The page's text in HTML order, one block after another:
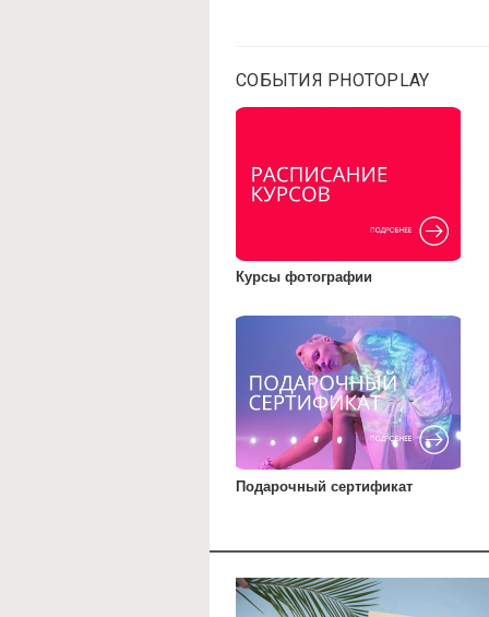
СОБЫТИЯ PHOTOPLAY
Курсы фотографии
Подарочный сертификат